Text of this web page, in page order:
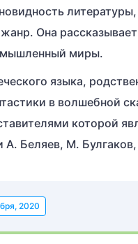
Она
миры.
языка,
в волшебной
которой
А. Беляев, М.
2020